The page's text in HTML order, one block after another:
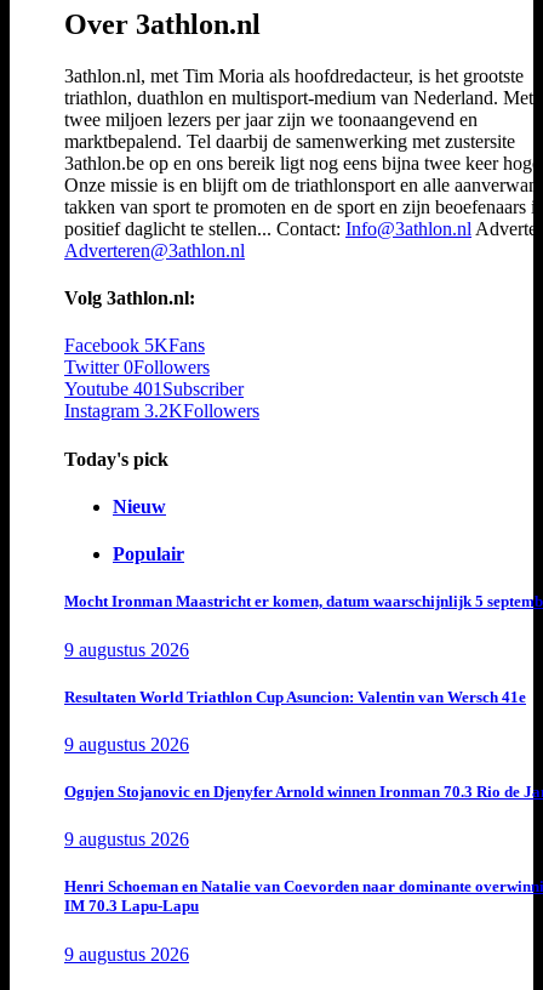
Over 3athlon.nl
3athlon.nl, met Tim Moria als hoofdredacteur, is het grootste
triathlon, duathlon en multisport-medium van Nederland. Met
twee miljoen lezers per jaar zijn we toonaangevend en
marktbepalend. Tel daarbij de samenwerking met zustersite
3athlon.be op en ons bereik ligt nog eens bijna twee keer
Onze missie is en blijft om de triathlonsport en alle
takken van sport te promoten en de sport en zijn beoefenaars
positief daglicht te stellen... Contact: Info@3athlon.nl
Adverteren@3athlon.nl
Volg 3athlon.nl:
Facebook 5KFans
Twitter 0Followers
Youtube 401Subscriber
Instagram 3.2KFollowers
Today's pick
Nieuw
Populair
Mocht Ironman Maastricht er komen, datum waarschijnlijk 5
9 augustus 2026
Resultaten World Triathlon Cup Asuncion: Valentin van Wersch 41e
9 augustus 2026
Ognjen Stojanovic en Djenyfer Arnold winnen Ironman 70.3 Rio de
9 augustus 2026
Henri Schoeman en Natalie van Coevorden naar dominante
IM 70.3 Lapu-Lapu
9 augustus 2026